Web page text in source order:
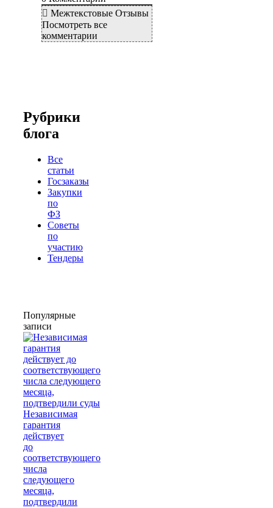
Межтекстовые Отзывы
Посмотреть все
комментарии
Рубрики
блога
Все
статьи
Госзаказы
Закупки
по
ФЗ
Советы
по
участию
Тендеры
Популярные
записи
Независимая
гарантия
действует
до
соответствующего
числа
следующего
месяца,
подтвердили